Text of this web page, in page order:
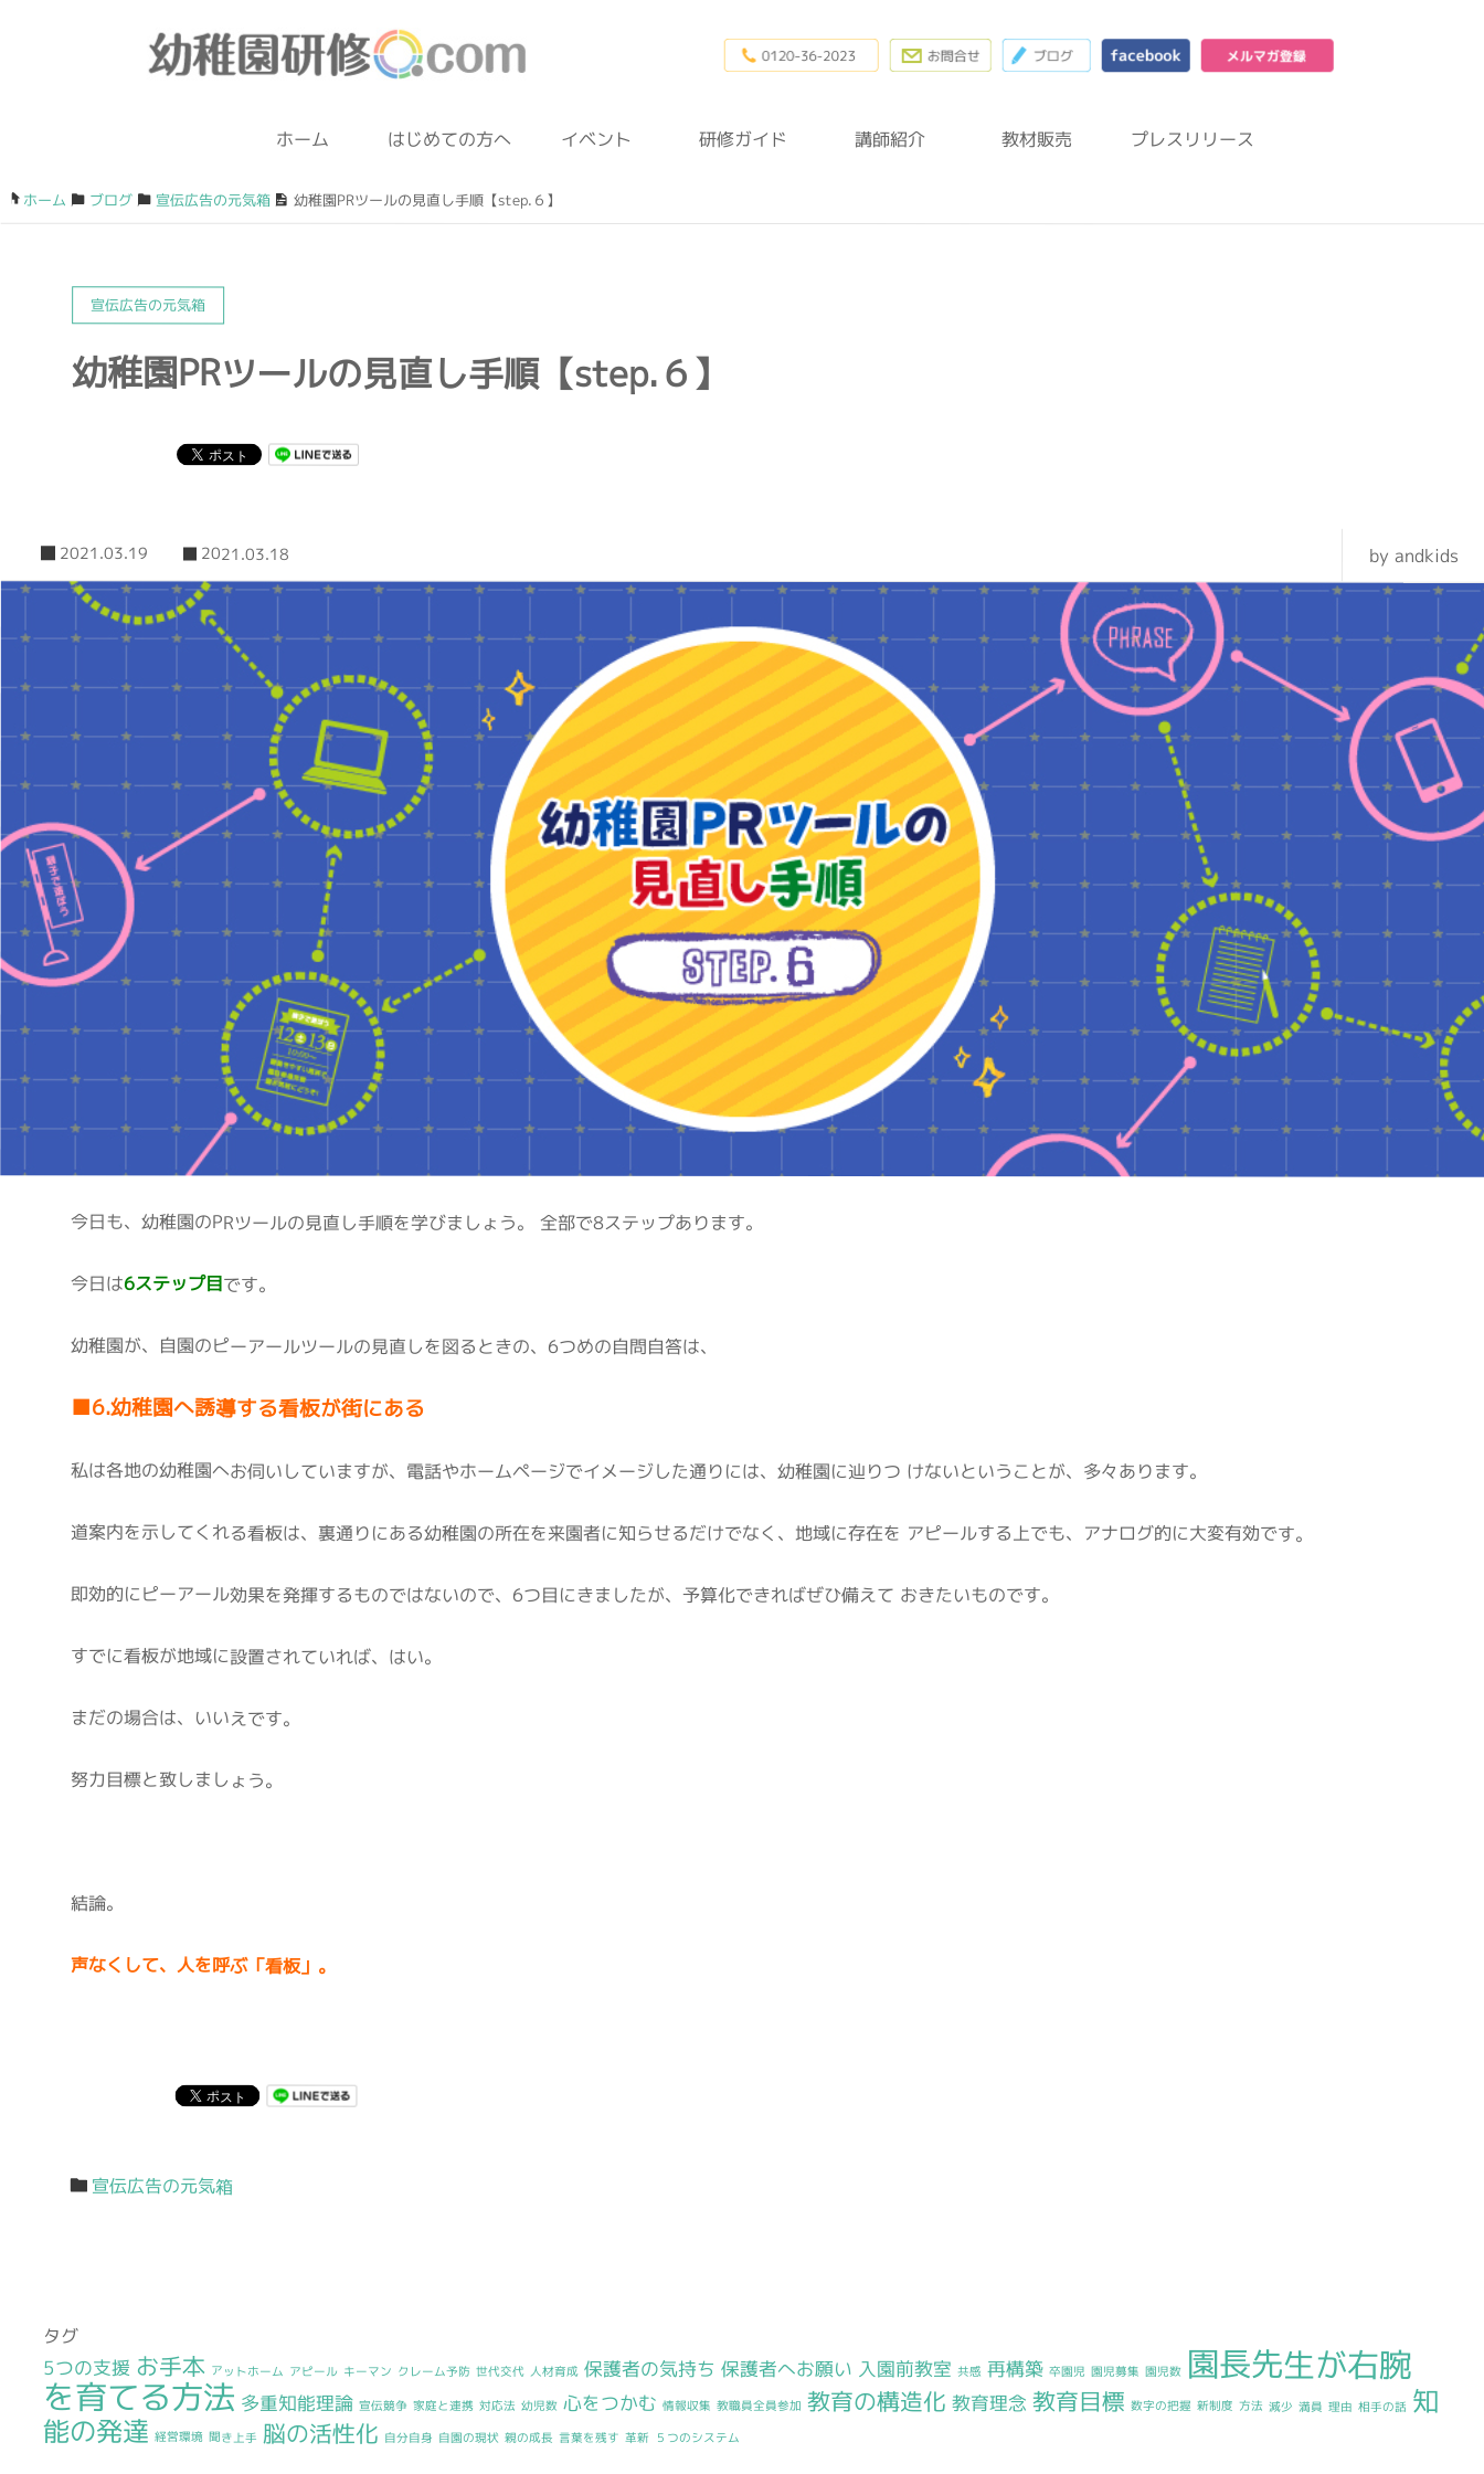
幼稚園研修.com
0120-36-2023 お問合わせフォーム
ブログ facebook
ホーム はじめての方へ イベント 研修ガイド 講師紹介 教材販売 プレスリリース
ホーム / ブログ/ 宣伝広告の元気箱/ 幼稚園PRツールの見直し手順【step.６】
宣伝広告の元気箱
幼稚園PRツールの見直し手順【step.６】
2021.03.19 2021.03.18 by andkids
今日も、幼稚園のPRツールの見直し手順を学びましょう。 全部で8ステップあります。
今日は6ステップ目です。
幼稚園が、自園のピーアールツールの見直しを図るときの、 6つめの自問自答は、
■6.幼稚園へ誘導する看板が街にある
私は各地の幼稚園へお伺いしていますが、電話やホームページでイメージした通りには、幼稚園に辿りつ けないということが、多々あります。
道案内を示してくれる看板は、裏通りにある幼稚園の所在を来園者に知らせるだけでなく、地域に存在を アピールする上でも、アナログ的に大変有効です。
即効的にピーアール効果を発揮するものではないので、 6つ目にきましたが、予算化できればぜひ備えて おきたいものです。
すでに看板が地域に設置されていれば、はい。
まだの場合は、いいえです。
努力目標と致しましょう。
結論。
声なくして、人を呼ぶ「看板」。
宣伝広告の元気箱
タグ
5つの支援 お手本 アットホーム アピール キーマン クレーム予防 世代交代 人材育成 保護者の気持ち 保護者へお願い 入園前教室 共感 再構築 卒園児 園児募集 園児数 園長先生が右腕
を育てる方法 多重知能理論 宣伝競争 家庭と連携 対応法 幼児数 心をつかむ 情報収集 教職員全員参加 教育の構造化 教育理念 教育目標 数字の把握 新制度 方法 減少 満員 理由 相手の話 知
能の発達 経営環境 聞き上手 脳の活性化 自分自身 自園の現状 親の成長 言葉を残す 革新 ５つのシステム